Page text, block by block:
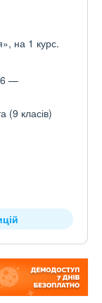
на 1 курс.
—
(9 класів)